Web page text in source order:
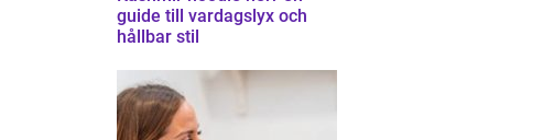
guide till vardagslyx och
hållbar stil